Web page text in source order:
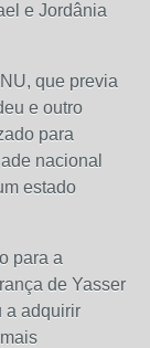
e Jordânia
que previa
e outro
para
nacional
estado
para a
de Yasser
a adquirir